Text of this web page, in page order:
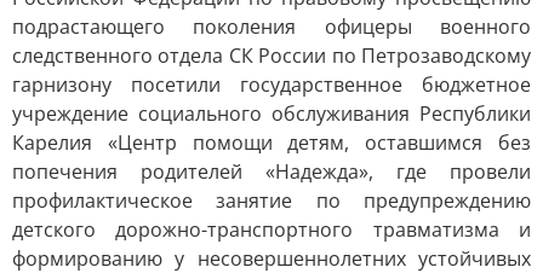
подрастающего поколения офицеры военного
следственного отдела СК России по Петрозаводскому
гарнизону посетили государственное бюджетное
учреждение социального обслуживания Республики
Карелия «Центр помощи детям, оставшимся без
попечения родителей «Надежда», где провели
профилактическое занятие по предупреждению
детского дорожно-транспортного травматизма и
формированию у несовершеннолетних устойчивых